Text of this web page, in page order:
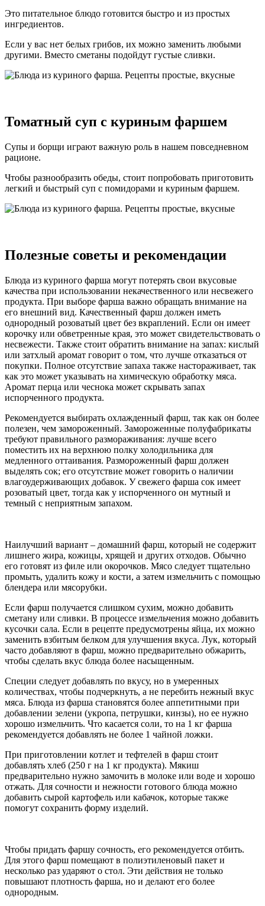
Это питательное блюдо готовится быстро и из простых
ингредиентов.
Если у вас нет белых грибов, их можно заменить любыми
другими. Вместо сметаны подойдут густые сливки.
Томатный суп с куриным фаршем
Супы и борщи играют важную роль в нашем повседневном
рационе.
Чтобы разнообразить обеды, стоит попробовать приготовить
легкий и быстрый суп с помидорами и куриным фаршем.
Полезные советы и рекомендации
Блюда из куриного фарша могут потерять свои вкусовые
качества при использовании некачественного или несвежего
продукта. При выборе фарша важно обращать внимание на
его внешний вид. Качественный фарш должен иметь
однородный розоватый цвет без вкраплений. Если он имеет
корочку или обветренные края, это может свидетельствовать о
несвежести. Также стоит обратить внимание на запах: кислый
или затхлый аромат говорит о том, что лучше отказаться от
покупки. Полное отсутствие запаха также настораживает, так
как это может указывать на химическую обработку мяса.
Аромат перца или чеснока может скрывать запах
испорченного продукта.
Рекомендуется выбирать охлажденный фарш, так как он более
полезен, чем замороженный. Замороженные полуфабрикаты
требуют правильного размораживания: лучше всего
поместить их на верхнюю полку холодильника для
медленного оттаивания. Размороженный фарш должен
выделять сок; его отсутствие может говорить о наличии
влагоудерживающих добавок. У свежего фарша сок имеет
розоватый цвет, тогда как у испорченного он мутный и
темный с неприятным запахом.
Наилучший вариант – домашний фарш, который не содержит
лишнего жира, кожицы, хрящей и других отходов. Обычно
его готовят из филе или окорочков. Мясо следует тщательно
промыть, удалить кожу и кости, а затем измельчить с помощью
блендера или мясорубки.
Если фарш получается слишком сухим, можно добавить
сметану или сливки. В процессе измельчения можно добавить
кусочки сала. Если в рецепте предусмотрены яйца, их можно
заменить взбитым белком для улучшения вкуса. Лук, который
часто добавляют в фарш, можно предварительно обжарить,
чтобы сделать вкус блюда более насыщенным.
Специи следует добавлять по вкусу, но в умеренных
количествах, чтобы подчеркнуть, а не перебить нежный вкус
мяса. Блюда из фарша становятся более аппетитными при
добавлении зелени (укропа, петрушки, кинзы), но ее нужно
хорошо измельчить. Что касается соли, то на 1 кг фарша
рекомендуется добавлять не более 1 чайной ложки.
При приготовлении котлет и тефтелей в фарш стоит
добавлять хлеб (250 г на 1 кг продукта). Мякиш
предварительно нужно замочить в молоке или воде и хорошо
отжать. Для сочности и нежности готового блюда можно
добавить сырой картофель или кабачок, которые также
помогут сохранить форму изделий.
Чтобы придать фаршу сочность, его рекомендуется отбить.
Для этого фарш помещают в полиэтиленовый пакет и
несколько раз ударяют о стол. Эти действия не только
повышают плотность фарша, но и делают его более
однородным.